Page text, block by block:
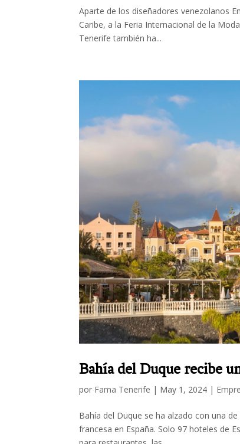
Aparte de los diseñadores venezolanos
Caribe, a la Feria Internacional de la
Tenerife también ha...
Bahía del Duque recibe
por Fama Tenerife | May 1, 2024 |
Bahía del Duque se ha alzado con una
francesa en España. Solo 97 hoteles de